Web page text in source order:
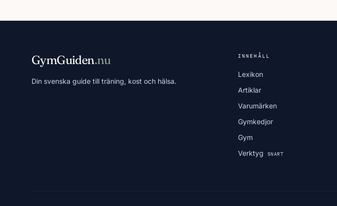
GymGuiden.nu
Din svenska guide till träning, kost och hälsa.
INNEHÅLL
Lexikon
Artiklar
Varumärken
Gymkedjor
Gym
Verktyg
SNART